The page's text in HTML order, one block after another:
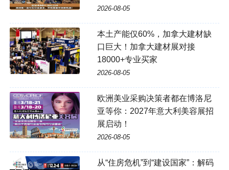
2026-08-05
本土产能仅60%，加拿大建材缺
口巨大！加拿大建材展对接
18000+专业买家
2026-08-05
欧洲美业采购决策者都在博洛尼
亚等你：2027年意大利美容展招
展启动！
2026-08-05
从“住房危机”到“建设国家”：解码